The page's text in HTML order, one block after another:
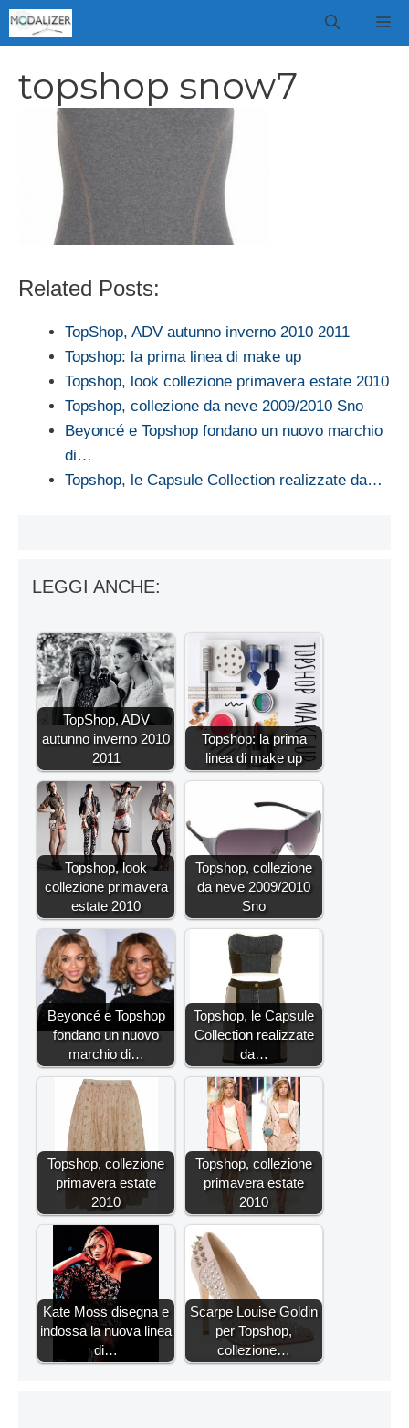
Vai
al
topshop snow7
Related Posts:
TopShop, ADV autunno inverno 2010 2011
Topshop: la prima linea di make up
Topshop, look collezione primavera estate 2010
Topshop, collezione da neve 2009/2010 Sno
Beyoncé e Topshop fondano un nuovo marchio
di…
Topshop, le Capsule Collection realizzate da…
LEGGI ANCHE:
TopShop, ADV
autunno inverno 2010
2011
Topshop: la prima
linea di make up
Topshop, look
collezione primavera
estate 2010
Topshop, collezione
da neve 2009/2010
Sno
Beyoncé e Topshop
fondano un nuovo
marchio di…
Topshop, le Capsule
Collection realizzate
da…
Topshop, collezione
primavera estate
2010
Topshop, collezione
primavera estate
2010
Kate Moss disegna e
indossa la nuova linea
di…
Scarpe Louise Goldin
per Topshop,
collezione…